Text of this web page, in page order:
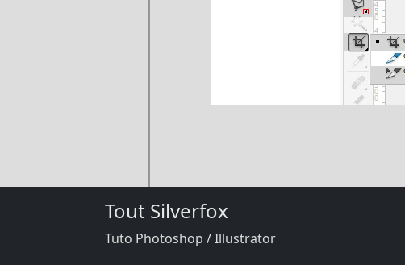
Tout Silverfox
Tuto Photoshop / Illustrator